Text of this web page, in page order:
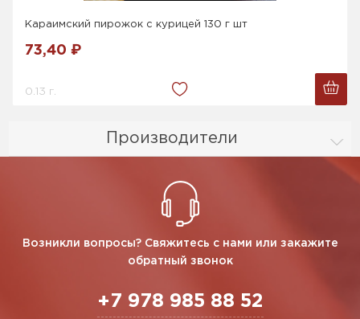
Производители
Караимский пирожок с курицей 130 г шт
73,40 ₽
0.13 г.
Возникли вопросы? Свяжитесь с нами или закажите
обратный звонок
+7 978 985 88 52